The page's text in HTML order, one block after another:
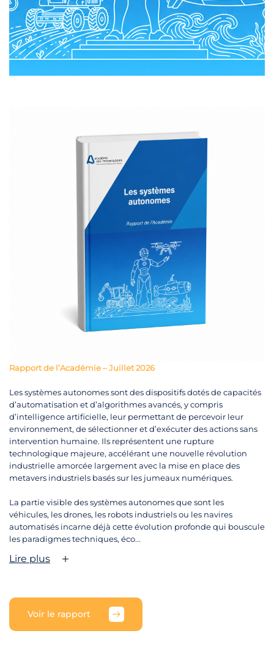
Rapport de l’Académie – Juillet 2026
Les systèmes autonomes sont des dispositifs dotés de capacités
d’automatisation et d’algorithmes avancés, y compris
d’intelligence artificielle, leur permettant de percevoir leur
environnement, de sélectionner et d’exécuter des actions sans
intervention humaine. Ils représentent une rupture
technologique majeure, accélérant une nouvelle révolution
industrielle amorcée largement avec la mise en place des
metavers industriels basés sur les jumeaux numériques.
La partie visible des systèmes autonomes que sont les
véhicules, les drones, les robots industriels ou les navires
automatisés incarne déjà cette évolution profonde qui bouscule
les paradigmes techniques, éco...
Lire plus
Voir le rapport